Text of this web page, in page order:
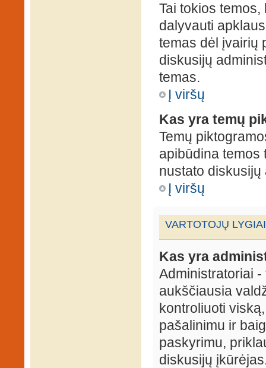
Tai tokios
dalyvauti
temas dėl įvairių
diskusijų
temas.
Į viršų
Kas yra temų
Temų
apibūdina temos
nustato
Į viršų
VARTOTOJŲ
Kas yra
Administratoriai
aukščiausia
kontroliuoti
pašalinimu ir
paskyrimu,
diskusijų